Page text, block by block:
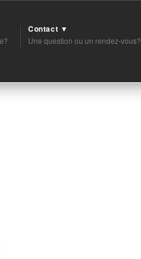
Contact ▼
Une question ou un rendez-vous?